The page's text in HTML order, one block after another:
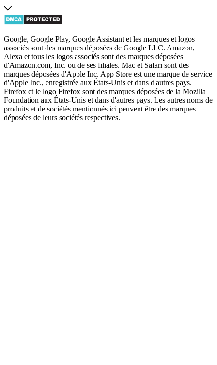
Google, Google Play, Google Assistant et les marques et logos
associés sont des marques déposées de Google LLC. Amazon,
Alexa et tous les logos associés sont des marques déposées
d'Amazon.com, Inc. ou de ses filiales. Mac et Safari sont des
marques déposées d'Apple Inc. App Store est une marque de service
d'Apple Inc., enregistrée aux États-Unis et dans d'autres pays.
Firefox et le logo Firefox sont des marques déposées de la Mozilla
Foundation aux États-Unis et dans d'autres pays. Les autres noms de
produits et de sociétés mentionnés ici peuvent être des marques
déposées de leurs sociétés respectives.